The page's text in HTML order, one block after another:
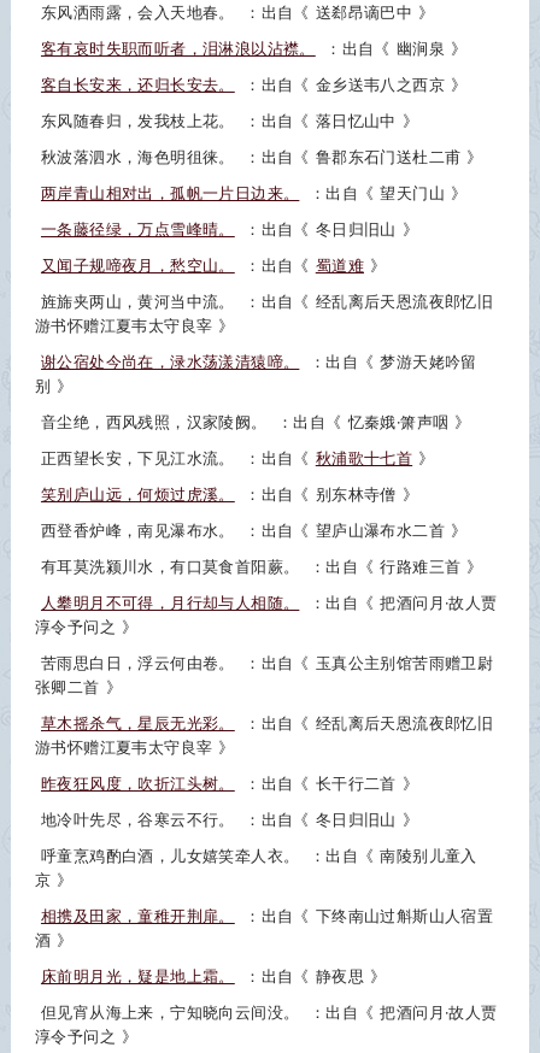
东风洒雨露，会入天地春。
：出自《 送郄昂谪巴中 》
客有哀时失职而听者，泪淋浪以沾襟。
：出自《 幽涧泉 》
客自长安来，还归长安去。
：出自《 金乡送韦八之西京 》
东风随春归，发我枝上花。
：出自《 落日忆山中 》
秋波落泗水，海色明徂徕。
：出自《 鲁郡东石门送杜二甫 》
两岸青山相对出，孤帆一片日边来。
：出自《 望天门山 》
一条藤径绿，万点雪峰晴。
：出自《 冬日归旧山 》
又闻子规啼夜月，愁空山。
：出自《 蜀道难 》
旌旆夹两山，黄河当中流。
：出自《 经乱离后天恩流夜郎忆旧
游书怀赠江夏韦太守良宰 》
谢公宿处今尚在，渌水荡漾清猿啼。
：出自《 梦游天姥吟留
别 》
音尘绝，西风残照，汉家陵阙。
：出自《 忆秦娥·箫声咽 》
正西望长安，下见江水流。
：出自《 秋浦歌十七首 》
笑别庐山远，何烦过虎溪。
：出自《 别东林寺僧 》
西登香炉峰，南见瀑布水。
：出自《 望庐山瀑布水二首 》
有耳莫洗颍川水，有口莫食首阳蕨。
：出自《 行路难三首 》
人攀明月不可得，月行却与人相随。
：出自《 把酒问月·故人贾
淳令予问之 》
苦雨思白日，浮云何由卷。
：出自《 玉真公主别馆苦雨赠卫尉
张卿二首 》
草木摇杀气，星辰无光彩。
：出自《 经乱离后天恩流夜郎忆旧
游书怀赠江夏韦太守良宰 》
昨夜狂风度，吹折江头树。
：出自《 长干行二首 》
地冷叶先尽，谷寒云不行。
：出自《 冬日归旧山 》
呼童烹鸡酌白酒，儿女嬉笑牵人衣。
：出自《 南陵别儿童入
京 》
相携及田家，童稚开荆扉。
：出自《 下终南山过斛斯山人宿置
酒 》
床前明月光，疑是地上霜。
：出自《 静夜思 》
但见宵从海上来，宁知晓向云间没。
：出自《 把酒问月·故人贾
淳令予问之 》